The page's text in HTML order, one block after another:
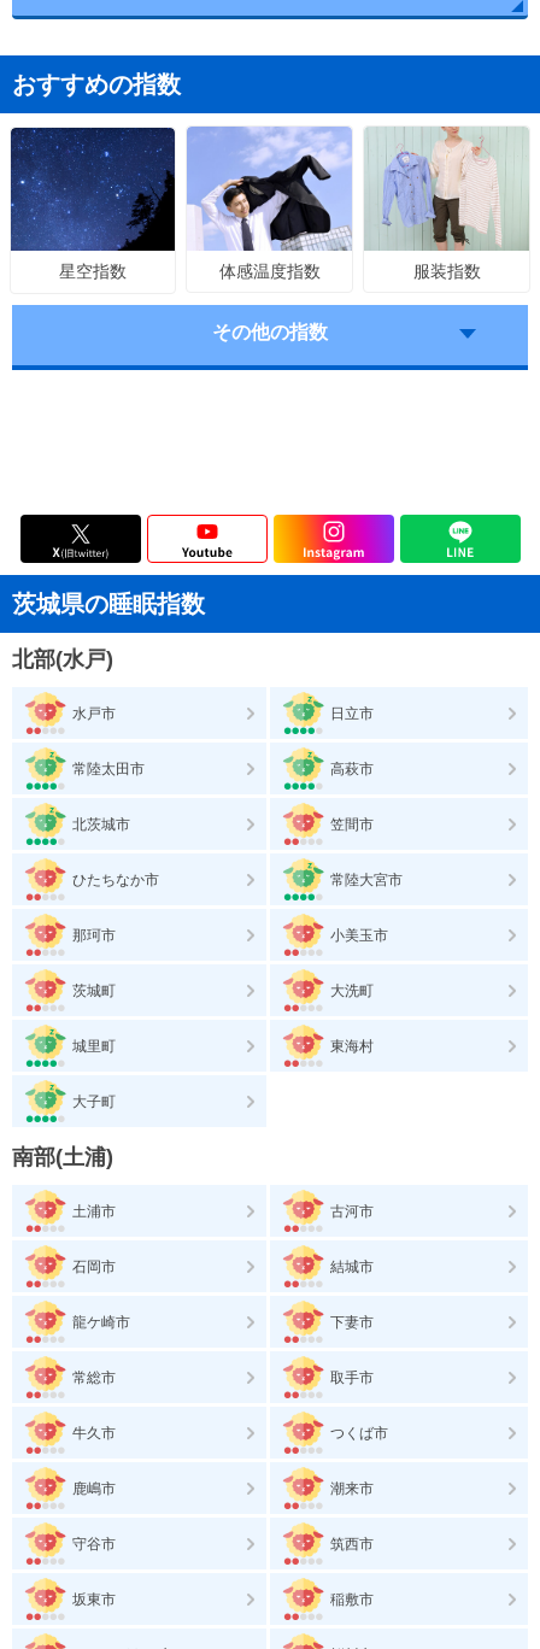
おすすめの指数
星空指数 体感温度指数 服装指数
その他の指数
茨城県の睡眠指数
北部(水戸)
水戸市 日立市
常陸太田市 高萩市
北茨城市 笠間市
ひたちなか市 常陸大宮市
那珂市 小美玉市
茨城町 大洗町
城里町 東海村
大子町
南部(土浦)
土浦市 古河市
石岡市 結城市
龍ケ崎市 下妻市
常総市 取手市
牛久市 つくば市
鹿嶋市 潮来市
守谷市 筑西市
坂東市 稲敷市